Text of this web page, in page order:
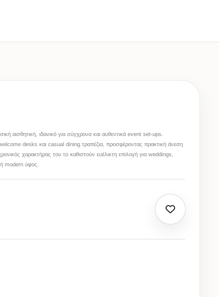
αισθητική, ιδανικό για σύγχρονα και αυθεντικά event set-ups.
desks και casual dining τραπέζια, προσφέροντας πρακτική άνεση
χαρακτήρας του το καθιστούν ευέλικτη επιλογή για weddings,
modern ύφος.